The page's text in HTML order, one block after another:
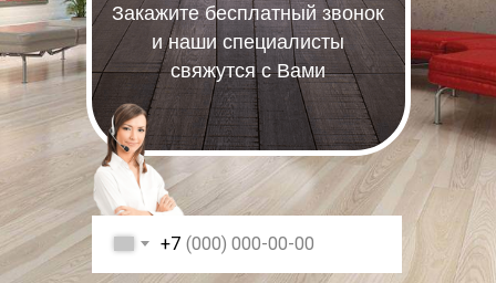
Закажите бесплатный звонок
и наши специалисты
свяжутся с Вами
+7